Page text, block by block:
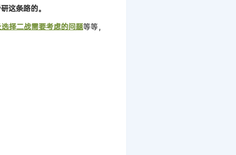
这条路的。
择二战需要考虑的问题等等，